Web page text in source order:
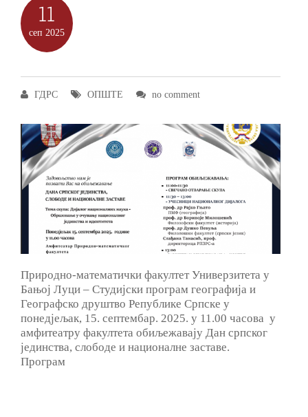
11
сеп 2025
ГДРС ОПШТЕ no comment
Природно-математички факултет Универзитета у
Бањој Луци – Студијски програм географија и
Географско друштво Републике Српске у
понедјељак, 15. септембар. 2025. у 11.00 часова у
амфитеатру факултета обиљежавају Дан српског
јединства, слободе и националне заставе.
Програм